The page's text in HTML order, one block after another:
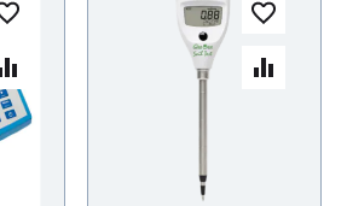
Adicionar à lista de
Adicionar para Comparar